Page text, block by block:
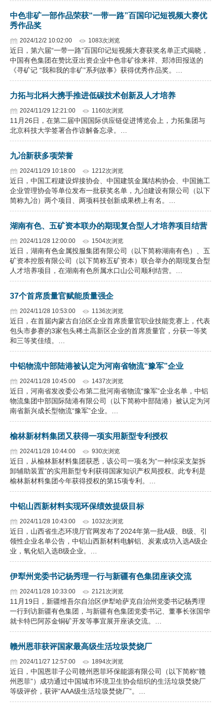
中色非矿一部作品荣获“一带一路”百国印记短视频大赛优
秀作品奖
2024/12/2 10:02:00 1083次浏览
近日，第六届“一带一路”百国印记短视频大赛获奖名单正式揭晓，
中国有色集团在赞比亚出资企业中色非矿徐来祥、郑沛田报送的
《寻矿记 “我和我的非矿”系列故事》获得优秀作品奖。…
力拓与北科大携手推进低碳技术创新及人才培养
2024/11/29 12:21:00 1160次浏览
11月26日，在第二届中国国际供应链促进博览会上，力拓集团与
北京科技大学签署合作谅解备忘录。…
九冶新获多项荣誉
2024/11/29 10:18:00 1212次浏览
近日，中国工程建设焊接协会、中国建筑金属结构协会、中国施工
企业管理协会等单位发布一批获奖名单，九冶建设有限公司（以下
简称九冶）两个项目、两项科技创新成果榜上有名。…
湖南有色、五矿资本联办的期现复合型人才培养项目结营
2024/11/28 12:00:00 1504次浏览
近日，湖南有色金属投服集团有限公司（以下简称湖南有色）、五
矿资本控股有限公司（以下简称五矿资本）联合举办的期现复合型
人才培养项目，在湖南有色所属水口山公司顺利结营。…
37个首席质量官赋能质量强企
2024/11/28 10:53:00 1136次浏览
近日，在首届内蒙古自治区企业首席质量官职业技能竞赛上，代表
包头市参赛的3家包头稀土高新区企业的首席质量官，分获一等奖
和三等奖佳绩。…
中铝物流中部陆港被认定为河南省物流“豫军”企业
2024/11/28 10:45:00 1437次浏览
近日，河南省发改委公布第二批河南省物流“豫军”企业名单，中铝
物流集团中部国际陆港有限公司（以下简称中部陆港）被认定为河
南省新兴成长型物流“豫军”企业。…
榆林新材料集团又获得一项实用新型专利授权
2024/11/28 10:44:00 930次浏览
近日，从榆林新材料集团获悉，该公司一项名为“一种综采支架拆
卸辅助装置”的实用新型专利获得国家知识产权局授权。此专利是
榆林新材料集团今年获得授权的第15项专利。…
中铝山西新材料实现环保绩效提级目标
2024/11/28 10:43:00 1032次浏览
近日，山西省生态环境厅官网发布了2024年第一批A级、B级、引
领性企业名单公告，中铝山西新材料电解铝、炭素成功入选A级企
业，氧化铝入选B级企业。…
伊犁州党委书记杨秀理一行与新疆有色集团座谈交流
2024/11/28 10:33:00 2121次浏览
11月19日，新疆维吾尔自治区伊犁哈萨克自治州党委书记杨秀理
一行到访新疆有色集团，与新疆有色集团党委书记、董事长张国华
就卡特巴阿苏金铜矿开发等事宜展开座谈交流。…
赣州恩菲获评国家最高级生活垃圾焚烧厂
2024/11/27 12:57:00 1894次浏览
近日，中国恩菲子公司赣州恩菲环保能源有限公司（以下简称“赣
州恩菲”）成功通过中国城市环境卫生协会组织的生活垃圾焚烧厂
等级评价，获评“AAA级生活垃圾焚烧厂”。…